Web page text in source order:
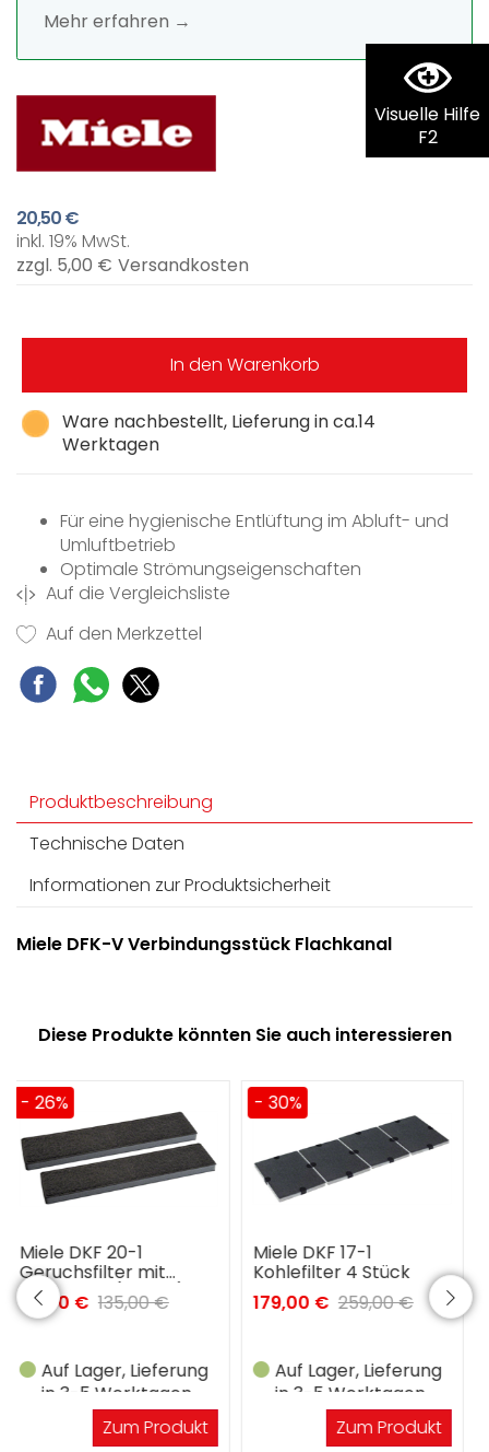
Visuelle Hilfe
F2
Mehr erfahren →
20,50 €
inkl. 19% MwSt.
zzgl. 5,00 € Versandkosten
Ware nachbestellt, Lieferung in ca.14
Werktagen
In den Warenkorb
Für eine hygienische Entlüftung im Abluft- und
Umluftbetrieb
Optimale Strömungseigenschaften
Brandschutzklasse B1 und Bestehen der
Aus weißem Kunststoff, schwer entflammbar
Verbinder für gerade Flachkanalteile
Auf die Vergleichsliste
Auf den Merkzettel
Produktbeschreibung
Technische Daten
Informationen zur Produktsicherheit
Miele DFK-V Verbindungsstück Flachkanal
Diese Produkte könnten Sie auch interessieren
Miele DKF 17-1
Kohlefilter 4 Stück
179,00 € 259,00 €
Auf Lager, Lieferung
in 3-5 Werktagen
Zum Produkt
- 30%
Miele DKF 15-1
Geruchsfilter mit
Aktivkohle (2 Stck.)
69,00 € 95,00 €
Auf Lager, Lieferung
in 3-5 Werktagen
Zum Produkt
- 27%